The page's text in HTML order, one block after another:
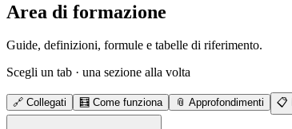
Area di formazione
Guide, definizioni, formule e tabelle di riferimento.
Scegli un tab · una sezione alla volta
🔗 Collegati 🧮 Come funziona 📎 Approfondimenti 📋